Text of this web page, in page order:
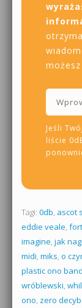
Jeśli
liście
Tagi: 0db, ascot
eddie veale,
imagine, jak
midi, miks, o
plastic ono band
wróblewski,
ono, zero